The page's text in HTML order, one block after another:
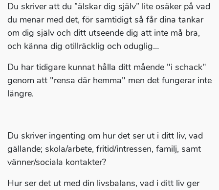
Du skriver att du ”älskar dig själv” lite osäker på vad
du menar med det, för samtidigt så får dina tankar
om dig själv och ditt utseende dig att inte må bra,
och känna dig otillräcklig och oduglig…
Du har tidigare kunnat hålla ditt mående "i schack"
genom att "rensa där hemma" men det fungerar inte
längre.
Du skriver ingenting om hur det ser ut i ditt liv, vad
gällande; skola/arbete, fritid/intressen, familj, samt
vänner/sociala kontakter?
Hur ser det ut med din livsbalans, vad i ditt liv ger